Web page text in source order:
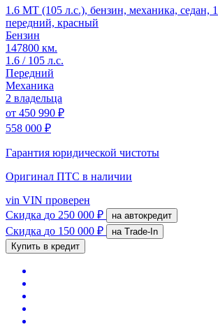
1.6 MT (105 л.с.), бензин, механика, седан,
передний, красный
Бензин
147800 км.
1.6 / 105 л.с.
Передний
Механика
2 владельца
от 450 990 ₽
558 000 ₽
Гарантия юридической чистоты
Оригинал ПТС в наличии
vin VIN проверен
Скидка до 250 000 ₽ на автокредит
Скидка до 150 000 ₽
на Trade-In
Купить в кредит